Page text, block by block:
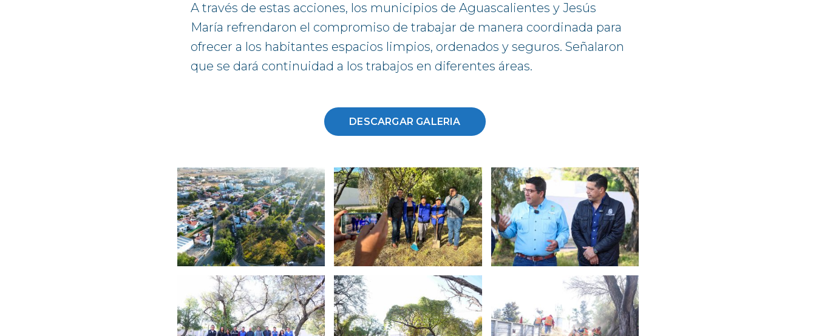
A través de estas acciones, los municipios de Aguascalientes y Jesús
María refrendaron el compromiso de trabajar de manera coordinada para
ofrecer a los habitantes espacios limpios, ordenados y seguros. Señalaron
que se dará continuidad a los trabajos en diferentes áreas.
DESCARGAR GALERIA